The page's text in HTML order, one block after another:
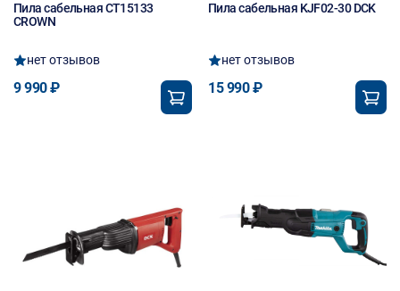
Пила сабельная CT15133
CROWN
нет отзывов
9 990 ₽
Пила сабельная KJF02-30 DCK
нет отзывов
15 990 ₽